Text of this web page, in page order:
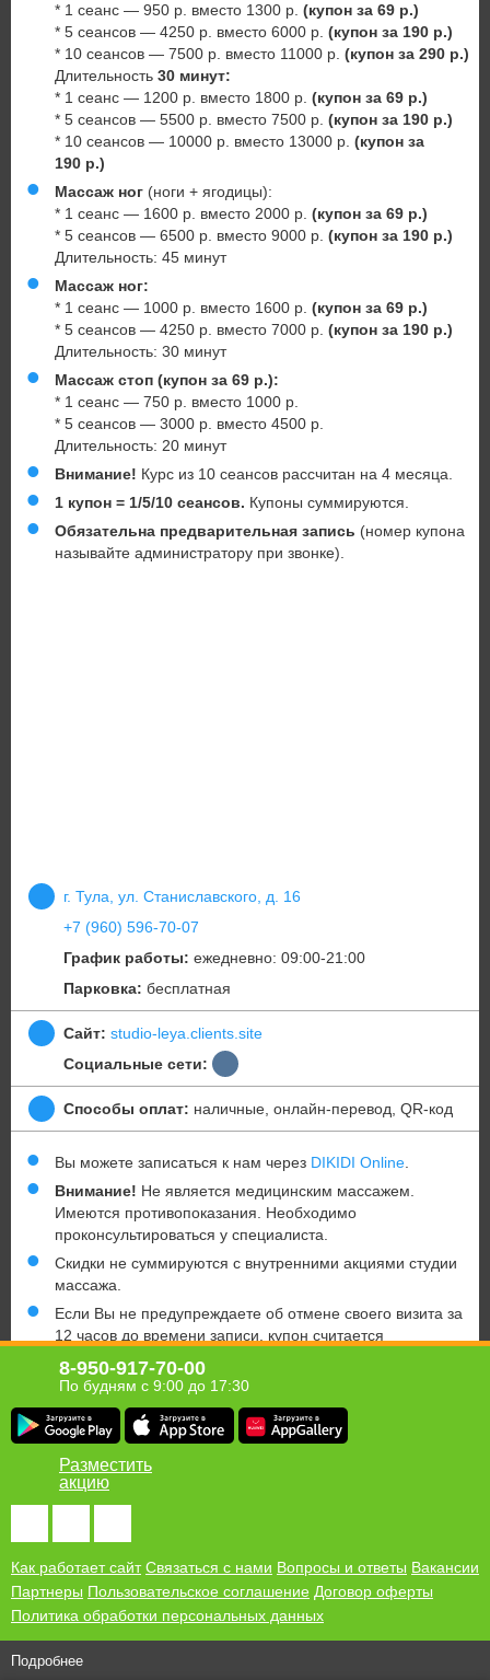
* 1 сеанс — 950 р. вместо 1300 р. (купон за 69 р.)
* 5 сеансов — 4250 р. вместо 6000 р. (купон за 190 р.)
* 10 сеансов — 7500 р. вместо 11000 р. (купон за 290 р.)
Длительность 30 минут:
* 1 сеанс — 1200 р. вместо 1800 р. (купон за 69 р.)
* 5 сеансов — 5500 р. вместо 7500 р. (купон за 190 р.)
* 10 сеансов — 10000 р. вместо 13000 р. (купон за
190 р.)
Массаж ног (ноги + ягодицы):
* 1 сеанс — 1600 р. вместо 2000 р. (купон за 69 р.)
* 5 сеансов — 6500 р. вместо 9000 р. (купон за 190 р.)
Длительность: 45 минут
Массаж ног:
* 1 сеанс — 1000 р. вместо 1600 р. (купон за 69 р.)
* 5 сеансов — 4250 р. вместо 7000 р. (купон за 190 р.)
Длительность: 30 минут
Массаж стоп (купон за 69 р.):
* 1 сеанс — 750 р. вместо 1000 р.
* 5 сеансов — 3000 р. вместо 4500 р.
Длительность: 20 минут
Внимание! Курс из 10 сеансов рассчитан на 4 месяца.
1 купон = 1/5/10 сеансов. Купоны суммируются.
Обязательна предварительная запись (номер купона
называйте администратору при звонке).
г. Тула, ул. Станиславского, д. 16
+7 (960) 596-70-07
График работы: ежедневно: 09:00-21:00
Парковка: бесплатная
Сайт: studio-leya.clients.site
Социальные сети:
Способы оплат: наличные, онлайн-перевод, QR-код
Вы можете записаться к нам через DIKIDI Online.
Внимание! Не является медицинским массажем.
Имеются противопоказания. Необходимо
проконсультироваться у специалиста.
Скидки не суммируются с внутренними акциями студии
массажа.
Если Вы не предупреждаете об отмене своего визита за
12 часов до времени записи, купон считается
использованным, а услуга – оказанной (по аналогии при
опоздании).
Юридическая информация о партнёре
Хомсбокс в твоём мобильном!
Получи ссылку для загрузки приложения Homsbox на свой
телефон
8-950-917-70-00
По будням с 9:00 до 17:30
Разместить
акцию
Как работает сайт Связаться с нами Вопросы и ответы Вакансии
Партнеры Пользовательское соглашение Договор оферты
Политика обработки персональных данных
Подробнее